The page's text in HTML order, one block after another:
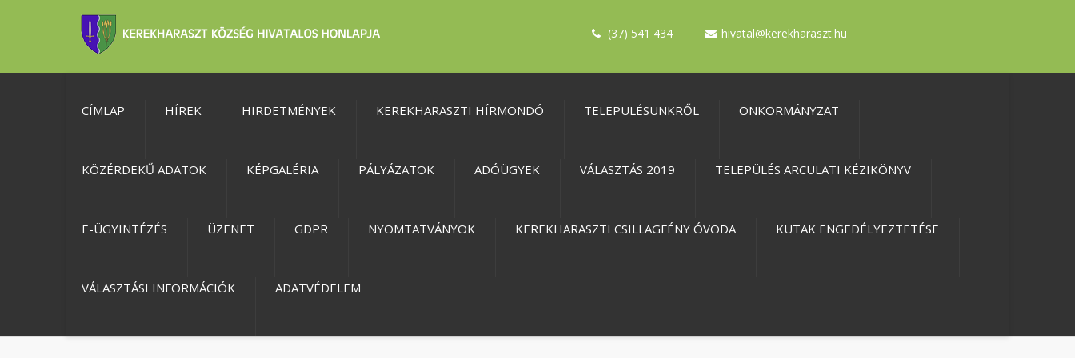
(37) 541 434 hivatal@kerekharaszt.hu
CÍMLAP HÍREK HIRDETMÉNYEK KEREKHARASZTI HÍRMONDÓ TELEPÜLÉSÜNKRŐL ÖNKORMÁNYZAT
KÖZÉRDEKŰ ADATOK KÉPGALÉRIA PÁLYÁZATOK ADÓÜGYEK VÁLASZTÁS 2019 TELEPÜLÉS ARCULATI KÉZIKÖNYV
E-ÜGYINTÉZÉS ÜZENET GDPR NYOMTATVÁNYOK KEREKHARASZTI CSILLAGFÉNY ÓVODA KUTAK ENGEDÉLYEZTETÉSE
VÁLASZTÁSI INFORMÁCIÓK ADATVÉDELEM